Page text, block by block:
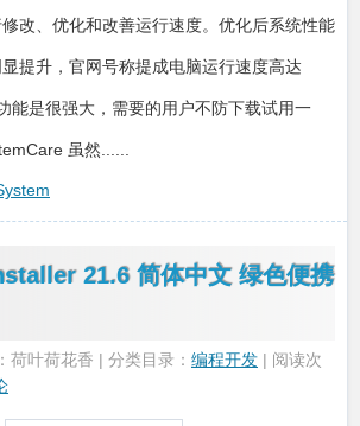
改、优化和改善运行速度。优化后系统性能
提升，官网号称提成电脑运行速度高达
能是很强大，需要的用户不防下载试用一
虽然......
21.6 简体中文 绿色便携
荷叶荷花香 | 分类目录： 编程开发 | 阅读次